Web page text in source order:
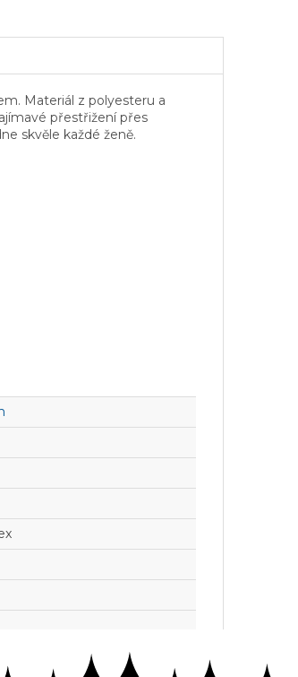
Materiál z polyesteru a
přestřižení přes
skvěle každé ženě.